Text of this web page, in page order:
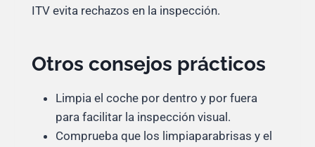
ITV evita rechazos en la inspección.
Otros consejos prácticos
Limpia el coche por dentro y por fuera
para facilitar la inspección visual.
Comprueba que los limpiaparabrisas y el